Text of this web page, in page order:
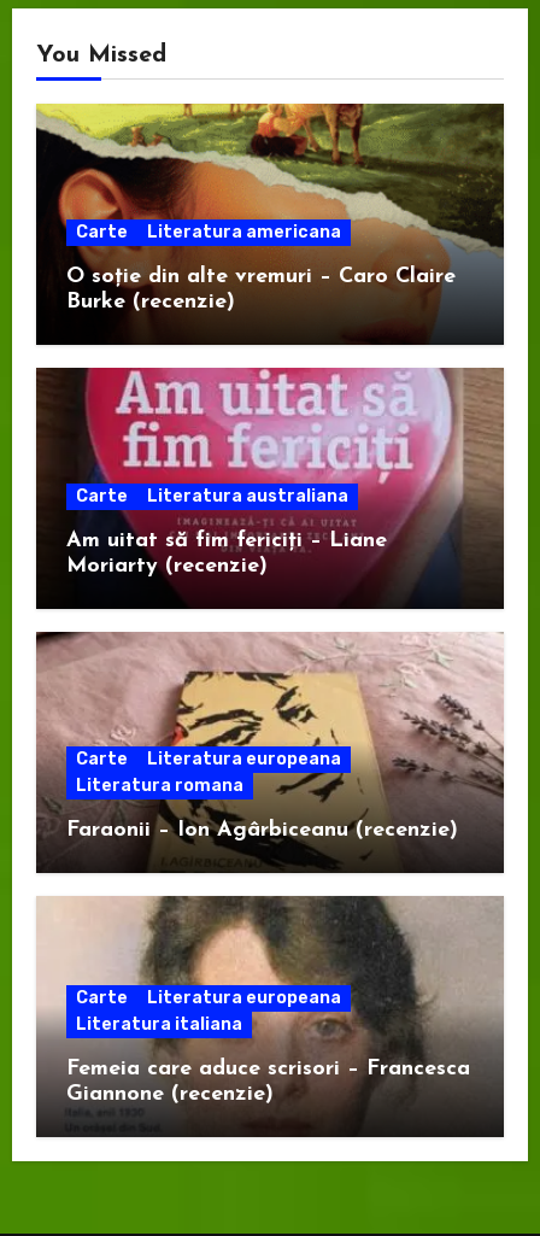
You Missed
Carte Literatura americana
O soție din alte vremuri – Caro Claire
Burke (recenzie)
Carte Literatura australiana
Am uitat să fim fericiți – Liane
Moriarty (recenzie)
Carte
Literatura europeana
Literatura romana
Faraonii – Ion Agârbiceanu (recenzie)
Carte
Literatura europeana
Literatura italiana
Femeia care aduce scrisori – Francesca
Giannone (recenzie)